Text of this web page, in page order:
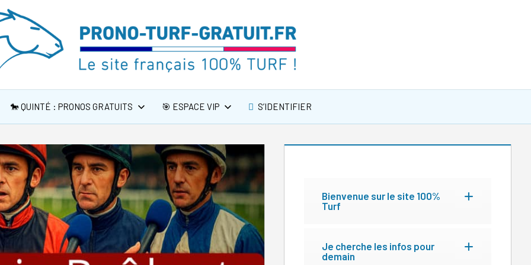
🐎 QUINTÉ : PRONOS GRATUITS 🎯 ESPACE VIP S’IDENTIFIER
Bienvenue sur le site 100%
Turf
Je cherche les infos pour
demain